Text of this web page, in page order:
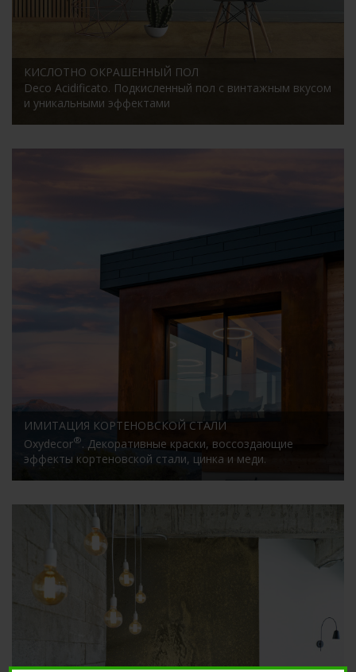
КИСЛОТНО ОКРАШЕННЫЙ ПОЛ
Deco Acidificato. Подкисленный пол с винтажным вкусом
и уникальными эффектами
ИМИТАЦИЯ КОРТЕНОВСКОЙ СТАЛИ
Oxydecor®. Декоративные краски, воссоздающие
эффекты кортеновской стали, цинка и меди.